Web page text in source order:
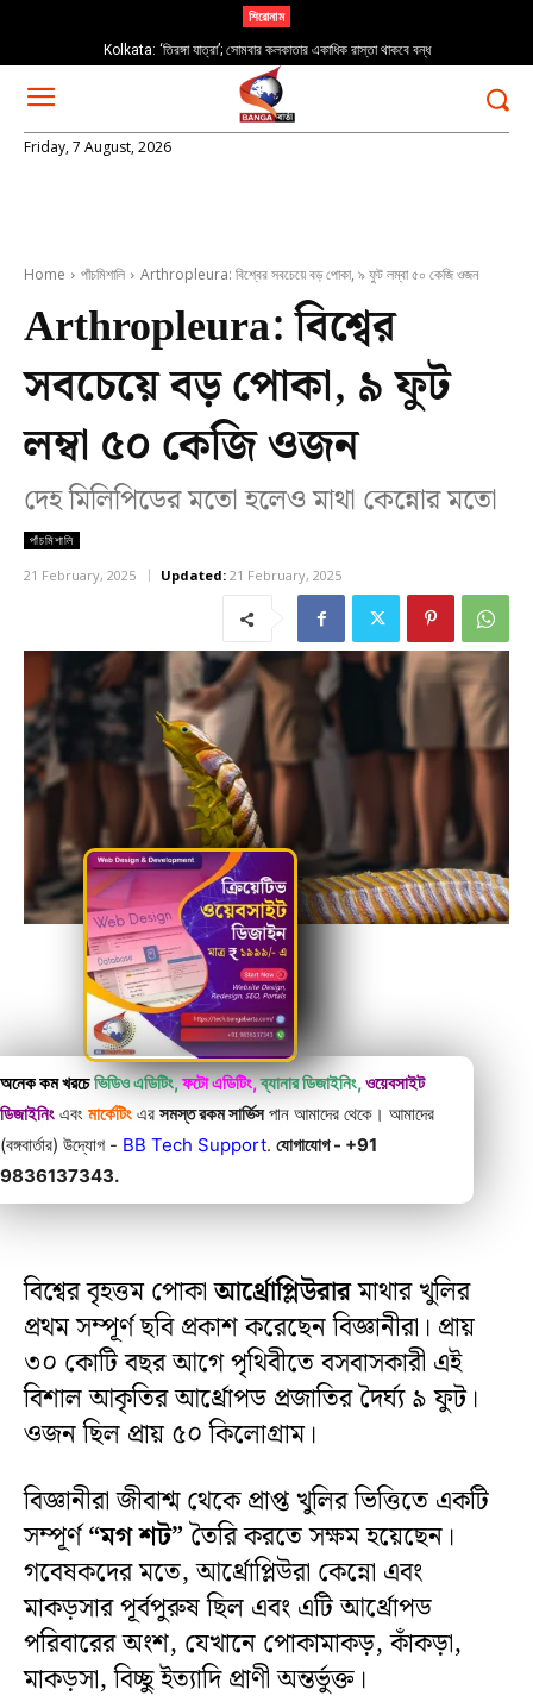
শিরোনাম
Kolkata: ‘তিরঙ্গা যাত্রা’; সোমবার কলকাতার একাধিক রাস্তা থাকবে বন্ধ
Friday, 7 August, 2026
Home পাঁচমিশালি Arthropleura: বিশ্বের সবচেয়ে বড় পোকা, ৯ ফুট লম্বা ৫০ কেজি ওজন
Arthropleura: বিশ্বের
সবচেয়ে বড় পোকা, ৯ ফুট
লম্বা ৫০ কেজি ওজন
দেহ মিলিপিডের মতো হলেও মাথা কেন্নোর মতো
পাঁচমিশালি
21 February, 2025 Updated: 21 February, 2025
অনেক কম খরচে ভিডিও এডিটিং,ফটো এডিটিং,ব্যানার ডিজাইনিং,ওয়েবসাইট
ডিজাইনিং এবং মার্কেটিং এর সমস্ত রকম সার্ভিসপান আমাদের থেকে। আমাদের
(বঙ্গবার্তার) উদ্যোগ - BB Tech Support. যোগাযোগ - +91
9836137343.
বিশ্বের বৃহত্তম পোকাআর্থ্রোপ্লিউরারমাথার খুলির
প্রথম সম্পূর্ণ ছবি প্রকাশ করেছেন বিজ্ঞানীরা। প্রায়
৩০ কোটি বছর আগে পৃথিবীতে বসবাসকারী এই
বিশাল আকৃতির আর্থ্রোপড প্রজাতির দৈর্ঘ্য ৯ ফুট।
ওজন ছিল প্রায় ৫০ কিলোগ্রাম।
বিজ্ঞানীরা জীবাশ্ম থেকে প্রাপ্ত খুলির ভিত্তিতে একটি
সম্পূর্ণ“মগ শট”তৈরি করতে সক্ষম হয়েছেন।
গবেষকদের মতে, আর্থ্রোপ্লিউরা কেন্নো এবং
মাকড়সার পূর্বপুরুষ ছিল এবং এটি আর্থ্রোপড
পরিবারের অংশ, যেখানে পোকামাকড়, কাঁকড়া,
মাকড়সা, বিচ্ছু ইত্যাদি প্রাণী অন্তর্ভুক্ত।